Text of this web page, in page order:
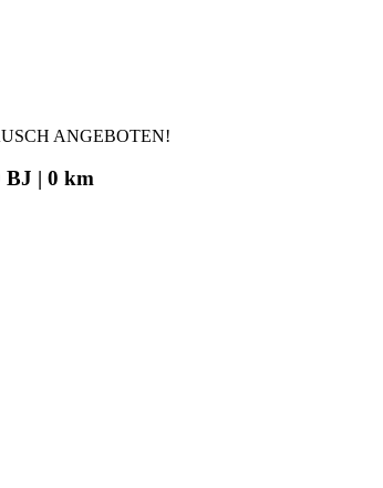
ANGEBOTEN!
BJ | 0 km